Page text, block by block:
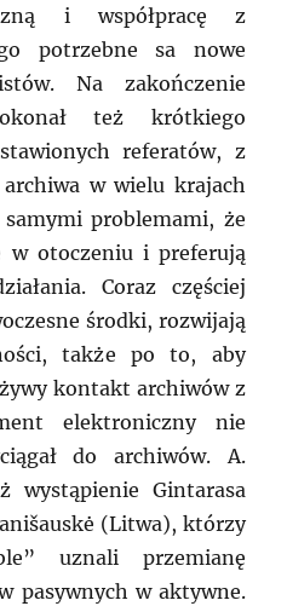
i współpracę z
potrzebne sa nowe
Na zakończenie
też krótkiego
referatów, z
w wielu krajach
problemami, że
w otoczeniu i preferują
Coraz częściej
środki, rozwijają
także po to, aby
kontakt archiwów z
elektroniczny nie
do archiwów. A.
wystąpienie Gintarasa
(Litwa), którzy
uznali przemianę
pasywnych w aktywne.